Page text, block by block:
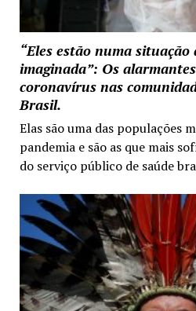
“Eles estão numa
imaginada”: Os
coronavírus nas
Brasil.
Elas são uma das populações
pandemia e são as que mais
do serviço público de saúde